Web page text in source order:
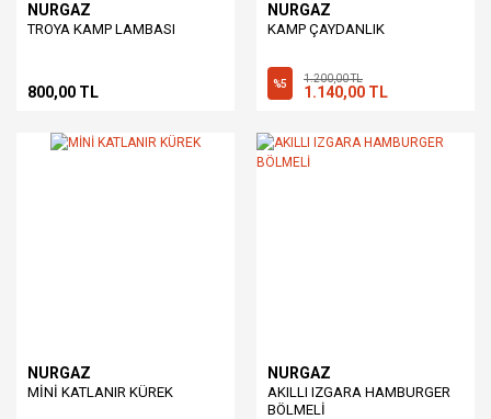
NURGAZ
TROYA KAMP LAMBASI
800,00 TL
NURGAZ
KAMP ÇAYDANLIK
%5 1.200,00 TL
1.140,00 TL
NURGAZ
MİNİ KATLANIR KÜREK
NURGAZ
AKILLI IZGARA HAMBURGER
BÖLMELİ